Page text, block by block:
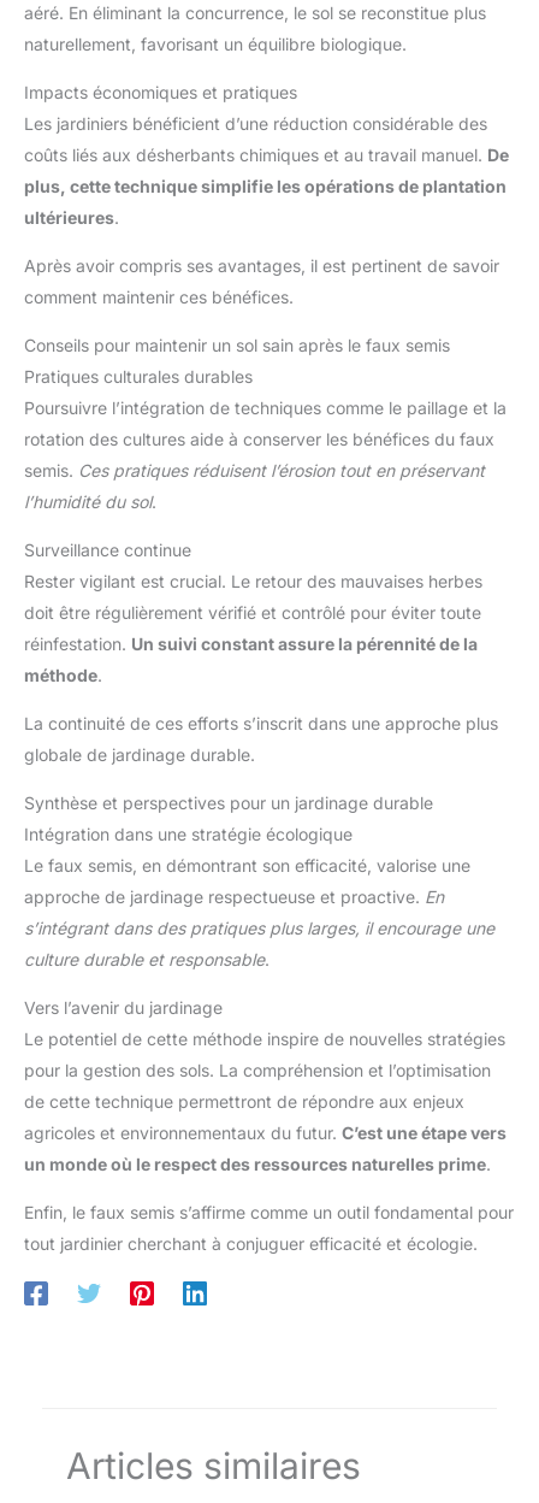
aéré. En éliminant la concurrence, le sol se reconstitue plus
naturellement, favorisant un équilibre biologique.
Impacts économiques et pratiques
Les jardiniers bénéficient d’une réduction considérable des
coûts liés aux désherbants chimiques et au travail manuel. De
plus, cette technique simplifie les opérations de plantation
ultérieures.
Après avoir compris ses avantages, il est pertinent de savoir
comment maintenir ces bénéfices.
Conseils pour maintenir un sol sain après le faux semis
Pratiques culturales durables
Poursuivre l’intégration de techniques comme le paillage et la
rotation des cultures aide à conserver les bénéfices du faux
semis. Ces pratiques réduisent l’érosion tout en préservant
l’humidité du sol.
Surveillance continue
Rester vigilant est crucial. Le retour des mauvaises herbes
doit être régulièrement vérifié et contrôlé pour éviter toute
réinfestation. Un suivi constant assure la pérennité de la
méthode.
La continuité de ces efforts s’inscrit dans une approche plus
globale de jardinage durable.
Synthèse et perspectives pour un jardinage durable
Intégration dans une stratégie écologique
Le faux semis, en démontrant son efficacité, valorise une
approche de jardinage respectueuse et proactive. En
s’intégrant dans des pratiques plus larges, il encourage une
culture durable et responsable.
Vers l’avenir du jardinage
Le potentiel de cette méthode inspire de nouvelles stratégies
pour la gestion des sols. La compréhension et l’optimisation
de cette technique permettront de répondre aux enjeux
agricoles et environnementaux du futur. C’est une étape vers
un monde où le respect des ressources naturelles prime.
Enfin, le faux semis s’affirme comme un outil fondamental pour
tout jardinier cherchant à conjuguer efficacité et écologie.
Articles similaires